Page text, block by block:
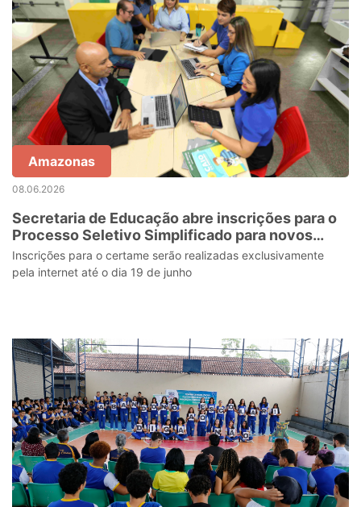
Amazonas
08.06.2026
Secretaria de Educação abre inscrições para o
Processo Seletivo Simplificado para novos
diretores escolares da rede estadual
Inscrições para o certame serão realizadas exclusivamente
pela internet até o dia 19 de junho